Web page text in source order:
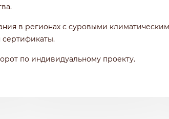
в регионах с суровыми
по индивидуальному проекту.